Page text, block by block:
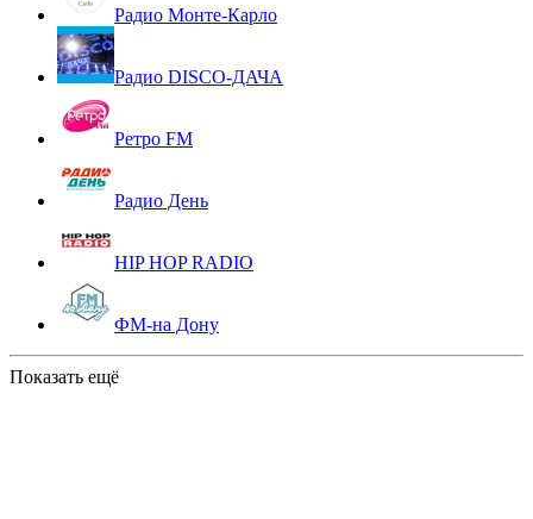
Радио Монте-Карло
Радио DISCO-ДАЧА
Ретро FM
Радио День
HIP HOP RADIO
ФМ-на Дону
Показать ещё